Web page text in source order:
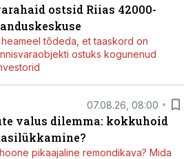
ostsid Riias 42000-
heameel tõdeda, et taaskord on
ostuks kogunenud
07.08.26, 08:00
valus dilemma: kokkuhoid
pikaajaline remondikava? Mida